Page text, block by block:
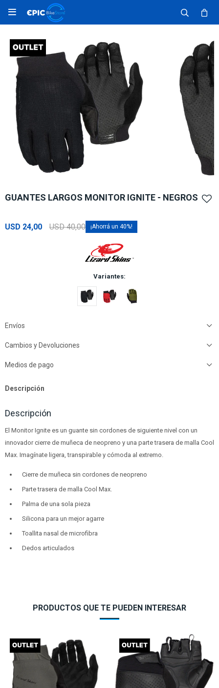

GUANTES LARGOS MONITOR IGNITE - NEGROS
USD 24,00 USD 40,00 40
Variantes:
Envíos
Cambios y Devoluciones
Medios de pago
Descripción
Descripción
El Monitor Ignite es un guante sin cordones de siguiente nivel con un
innovador cierre de muñeca de neopreno y una parte trasera de malla Cool
Max. Imagínate ligera, transpirable y cómoda al extremo.
Cierre de muñeca sin cordones de neopreno
Parte trasera de malla Cool Max.
Palma de una sola pieza
Silicona para un mejor agarre
Toallita nasal de microfibra
Dedos articulados
PRODUCTOS QUE TE PUEDEN INTERESAR